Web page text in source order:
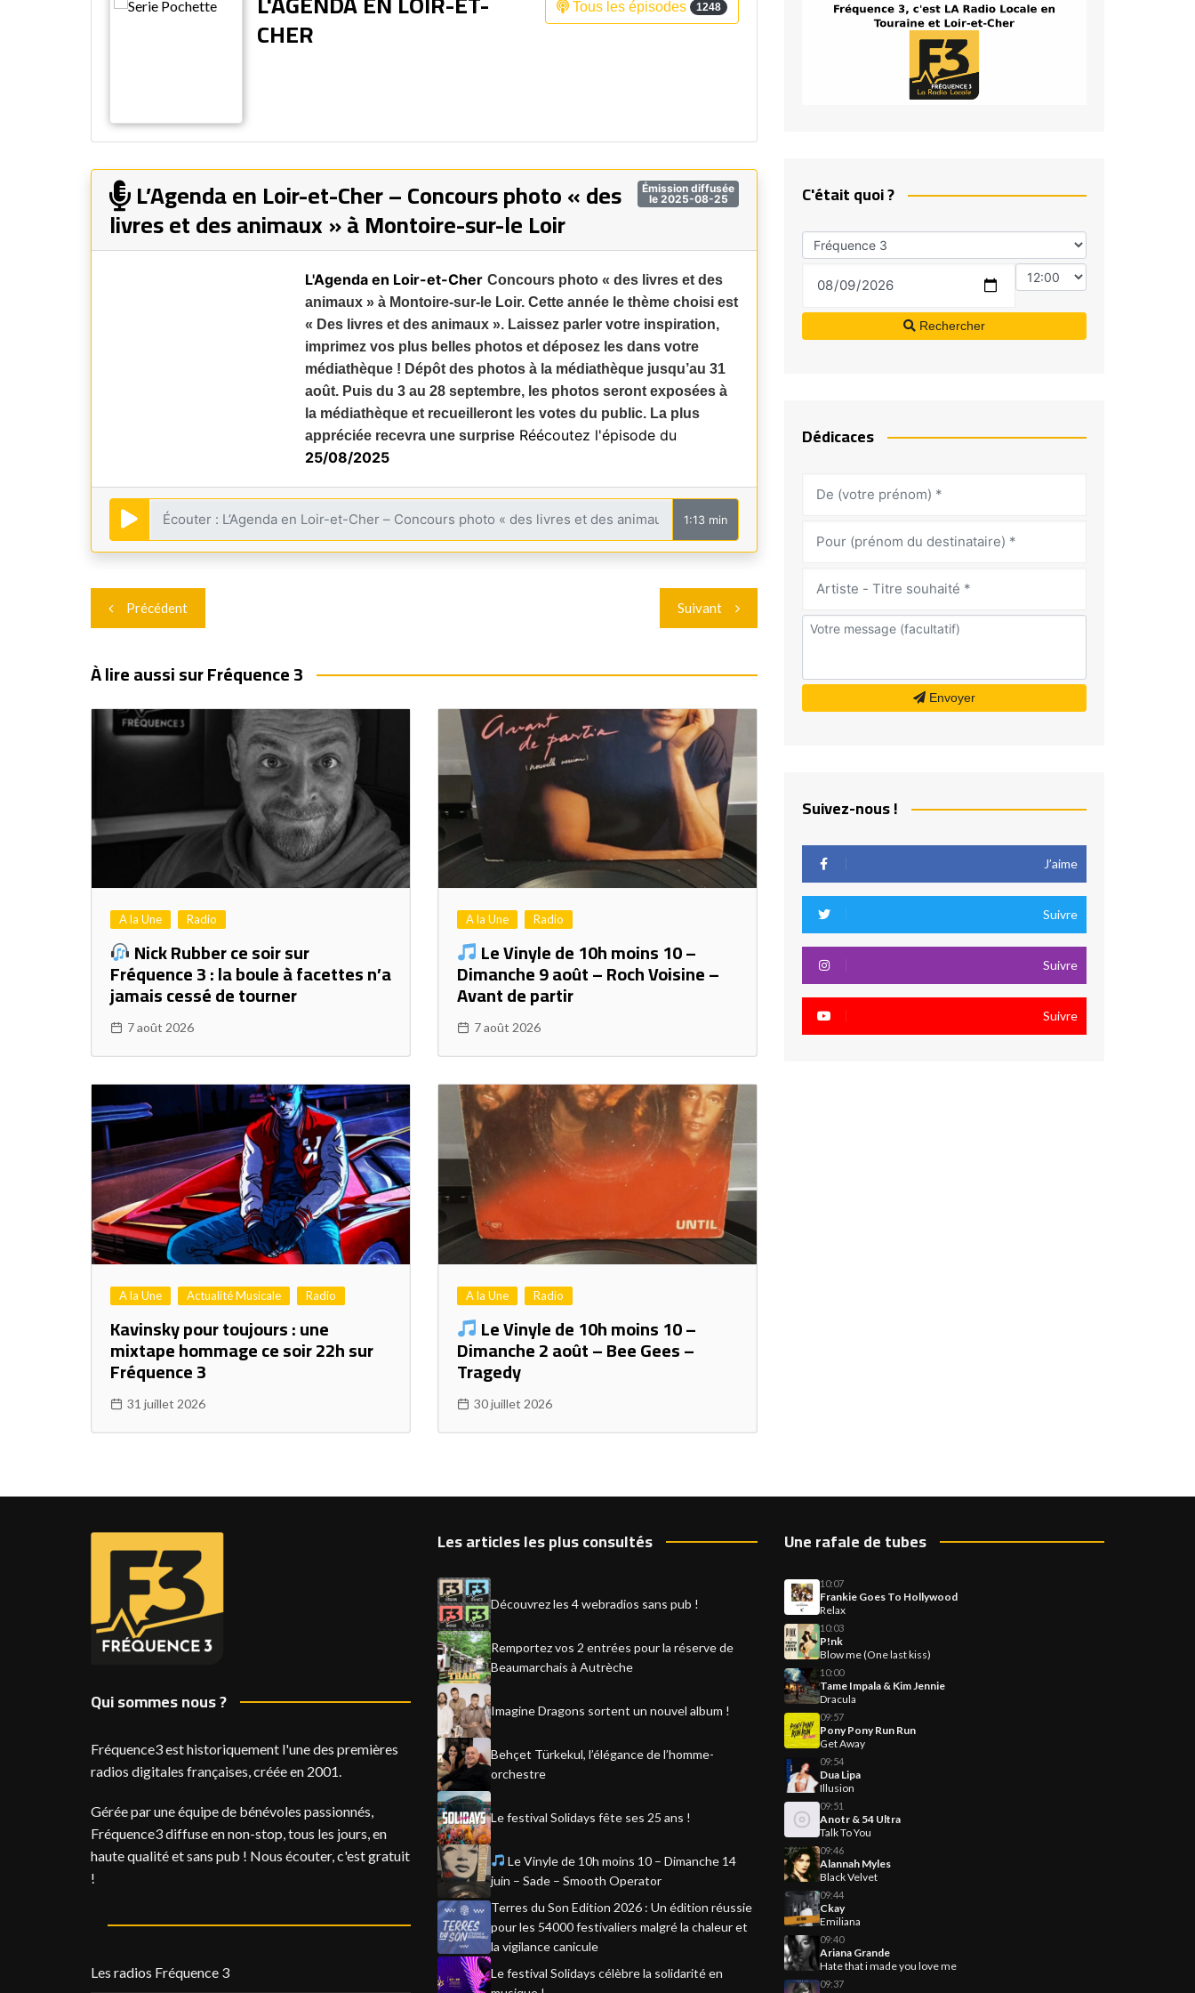
Fréquence 3 Urban
Tous les épisodes 1248
CHER
Émission diffusée
le 2025-08-25
L’Agenda en Loir-et-Cher – Concours photo « des
livres et des animaux » à Montoire-sur-le Loir
L'Agenda en Loir-et-Cher Concours photo « des livres et des
animaux » à Montoire-sur-le Loir. Cette année le thème choisi est
« Des livres et des animaux ». Laissez parler votre inspiration,
imprimez vos plus belles photos et déposez les dans votre
médiathèque ! Dépôt des photos à la médiathèque jusqu’au 31
août. Puis du 3 au 28 septembre, les photos seront exposées à
la médiathèque et recueilleront les votes du public. La plus
appréciée recevra une surprise Réécoutez l'épisode du
25/08/2025
1:13 min
Navigation
de
l’article
Précédent Suivant
À lire aussi sur Fréquence 3
A la Une Radio
Nick Rubber ce soir sur
Fréquence 3 : la boule à facettes n’a
jamais cessé de tourner
7 août 2026
A la Une Radio
Le Vinyle de 10h moins 10 –
Dimanche 9 août – Roch Voisine –
Avant de partir
7 août 2026
A la Une Actualité Musicale Radio
Kavinsky pour toujours : une
mixtape hommage ce soir 22h sur
Fréquence 3
31 juillet 2026
A la Une Radio
Le Vinyle de 10h moins 10 –
Dimanche 2 août – Bee Gees –
Tragedy
30 juillet 2026
C'était quoi ?
Rechercher
Dédicaces
Envoyer
Suivez-nous !
J’aime
Suivre
Suivre
Suivre
Qui sommes nous ?
Fréquence3 est historiquement l'une des premières
radios digitales françaises, créée en 2001.
Gérée par une équipe de bénévoles passionnés,
Fréquence3 diffuse en non-stop, tous les jours, en
haute qualité et sans pub ! Nous écouter, c'est gratuit
!
Les radios Fréquence 3
Les articles les plus consultés
Découvrez les 4 webradios sans pub !
Remportez vos 2 entrées pour la réserve de
Beaumarchais à Autrèche
Imagine Dragons sortent un nouvel album !
Behçet Türkekul, l’élégance de l’homme-
orchestre
Le festival Solidays fête ses 25 ans !
Le Vinyle de 10h moins 10 – Dimanche 14
juin – Sade – Smooth Operator
Terres du Son Edition 2026 : Un édition réussie
pour les 54000 festivaliers malgré la chaleur et
la vigilance canicule
Le festival Solidays célèbre la solidarité en
Une rafale de tubes
10:07
Frankie Goes To Hollywood
Relax
10:03
P!nk
Blow me (One last kiss)
10:00
Tame Impala & Kim Jennie
Dracula
09:57
Pony Pony Run Run
Get Away
09:54
Dua Lipa
Illusion
09:51
Anotr & 54 Ultra
Talk To You
09:46
Alannah Myles
Black Velvet
09:44
Ckay
Emiliana
09:40
Ariana Grande
Hate that i made you love me
09:37